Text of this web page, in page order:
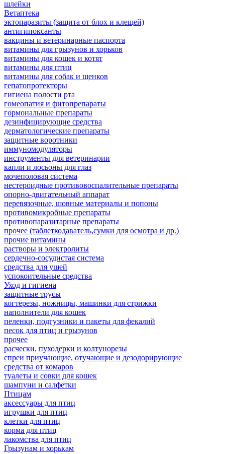
шлейки
Ветаптека
эктопаразиты (защита от блох и клещей)
антигипоксанты
вакцины и ветеринарные паспорта
витамины для грызунов и хорьков
витамины для кошек и котят
витамины для птиц
витамины для собак и щенков
гепатопротекторы
гигиена полости рта
гомеопатия и фитопрепараты
гормональные препараты
дезинфицирующие средства
дерматологические препараты
защитные воротники
иммуномодуляторы
инструменты для ветеринарии
капли и лосьоны для глаз
мочеполовая система
нестероидные противовоспалительные препараты
опорно-двигательный аппарат
перевязочные, шовные материалы и попоны
противомикробные препараты
противопаразитарные препараты
прочее (таблеткодаватель,сумки для осмотра и др.)
прочие витамины
растворы и электролиты
сердечно-сосудистая система
средства для ушей
успокоительные средства
Уход и гигиена
защитные трусы
когтерезы, ножницы, машинки для стрижки
наполнители для кошек
пеленки, подгузники и пакеты для фекалий
песок для птиц и грызунов
прочее
расчески, пуходерки и колтунорезы
спреи приучающие, отучающие и дезодорирующие
средства от комаров
туалеты и совки для кошек
шампуни и салфетки
Птицам
аксессуары для птиц
игрушки для птиц
клетки для птиц
корма для птиц
лакомства для птиц
Грызунам и хорькам